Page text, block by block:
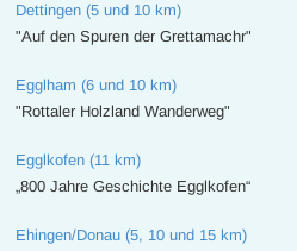
Dettingen (5 und 10 km)
"Auf den Spuren der Grettamachr"
Egglham (6 und 10 km)
"Rottaler Holzland Wanderweg"
Egglkofen (11 km)
„800 Jahre Geschichte Egglkofen“
Ehingen/Donau (5, 10 und 15 km)